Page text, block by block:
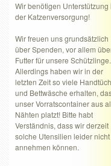
Wir benötigen Unterstützung
der Katzenversorgung!
Wir freuen uns grundsätzlich
über Spenden, vor allem
Futter für unsere Schützlinge.
Allerdings haben wir in der
letzten Zeit so viele
und Bettwäsche erhalten,
unser Vorratscontainer aus
Nähten platzt! Bitte habt
Verständnis, dass wir derzeit
solche Utensilien leider nicht
annehmen können.